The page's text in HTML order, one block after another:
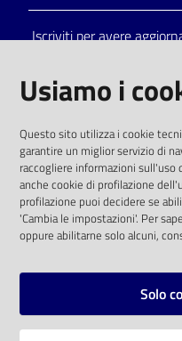
Iscriviti per avere
solo alle condizioni
comunitaria 2003/98/
SOCIAL
Instagram
Usiamo i
Questo sito utilizza i cookie
garantire un miglior servizio di
raccogliere informazioni
anche cookie di profilazione
profilazione puoi decidere se
'Cambia le impostazioni'. Per
oppure abilitarne solo alcuni,
Solo